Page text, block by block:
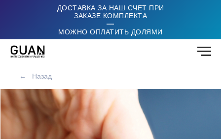
ДОСТАВКА ЗА НАШ СЧЕТ ПРИ
ЗАКАЗЕ КОМПЛЕКТА
|
МОЖНО ОПЛАТИТЬ ДОЛЯМИ
← Назад